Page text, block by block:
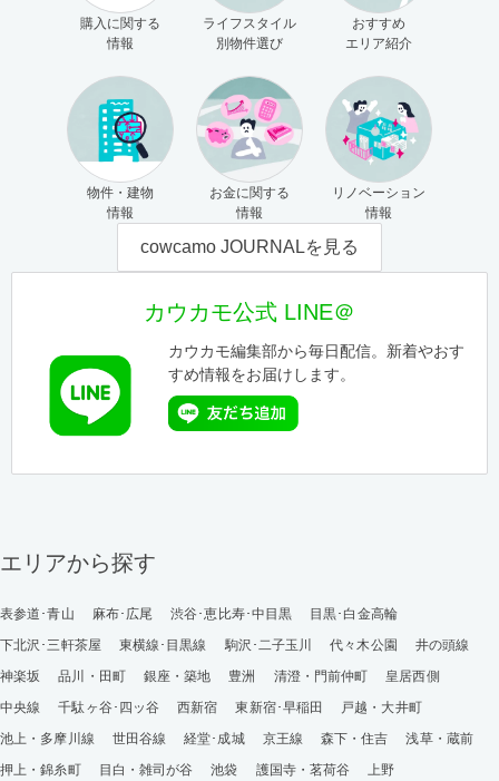
購入に関する
情報
ライフスタイル
別物件選び
おすすめ
エリア紹介
物件・建物
情報
お金に関する
情報
リノベーション
情報
cowcamo JOURNALを見る
カウカモ公式 LINE＠
カウカモ編集部から毎日配信。新着やおす
すめ情報をお届けします。
エリアから探す
表参道･青山 麻布･広尾 渋谷･恵比寿･中目黒
目黒･白金高輪
下北沢･三軒茶屋
東横線･目黒線 駒沢･二子玉川 代々木公園
井の頭線
神楽坂
品川・田町 銀座・築地 豊洲 清澄・門前仲町
皇居西側
中央線
千駄ヶ谷･四ッ谷 西新宿 東新宿･早稲田
戸越・大井町
池上・多摩川線
世田谷線 経堂･成城 京王線 森下・住吉
浅草・蔵前
押上・錦糸町
目白・雑司が谷 池袋 護国寺・茗荷谷
上野